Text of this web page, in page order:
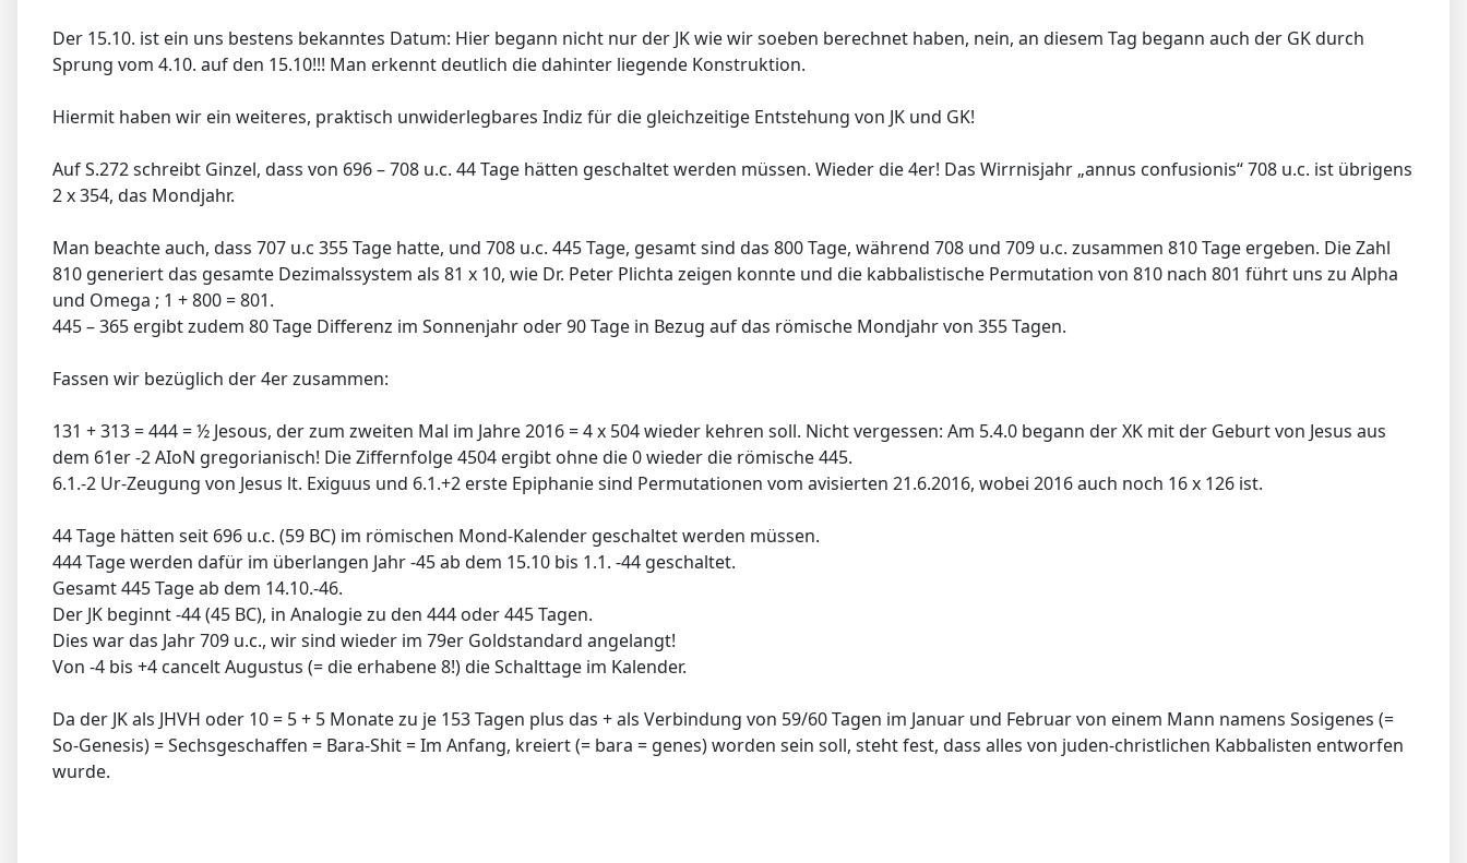
Der 15.10. ist ein uns bestens bekanntes Datum: Hier begann nicht nur der JK wie wir soeben berechnet haben, nein, an diesem Tag begann auch der GK durch
Sprung vom 4.10. auf den 15.10!!! Man erkennt deutlich die dahinter liegende Konstruktion.
Hiermit haben wir ein weiteres, praktisch unwiderlegbares Indiz für die gleichzeitige Entstehung von JK und GK!
Auf S.272 schreibt Ginzel, dass von 696 – 708 u.c. 44 Tage hätten geschaltet werden müssen. Wieder die 4er! Das Wirrnisjahr „annus confusionis“ 708 u.c. ist übrigens
2 x 354, das Mondjahr.
Man beachte auch, dass 707 u.c 355 Tage hatte, und 708 u.c. 445 Tage, gesamt sind das 800 Tage, während 708 und 709 u.c. zusammen 810 Tage ergeben. Die Zahl
810 generiert das gesamte Dezimalssystem als 81 x 10, wie Dr. Peter Plichta zeigen konnte und die kabbalistische Permutation von 810 nach 801 führt uns zu Alpha
und Omega ; 1 + 800 = 801.
445 – 365 ergibt zudem 80 Tage Differenz im Sonnenjahr oder 90 Tage in Bezug auf das römische Mondjahr von 355 Tagen.
Fassen wir bezüglich der 4er zusammen:
131 + 313 = 444 = ½ Jesous, der zum zweiten Mal im Jahre 2016 = 4 x 504 wieder kehren soll. Nicht vergessen: Am 5.4.0 begann der XK mit der Geburt von Jesus aus
dem 61er -2 AIoN gregorianisch! Die Ziffernfolge 4504 ergibt ohne die 0 wieder die römische 445.
6.1.-2 Ur-Zeugung von Jesus lt. Exiguus und 6.1.+2 erste Epiphanie sind Permutationen vom avisierten 21.6.2016, wobei 2016 auch noch 16 x 126 ist.
44 Tage hätten seit 696 u.c. (59 BC) im römischen Mond-Kalender geschaltet werden müssen.
444 Tage werden dafür im überlangen Jahr -45 ab dem 15.10 bis 1.1. -44 geschaltet.
Gesamt 445 Tage ab dem 14.10.-46.
Der JK beginnt -44 (45 BC), in Analogie zu den 444 oder 445 Tagen.
Dies war das Jahr 709 u.c., wir sind wieder im 79er Goldstandard angelangt!
Von -4 bis +4 cancelt Augustus (= die erhabene 8!) die Schalttage im Kalender.
Da der JK als JHVH oder 10 = 5 + 5 Monate zu je 153 Tagen plus das + als Verbindung von 59/60 Tagen im Januar und Februar von einem Mann namens Sosigenes (=
So-Genesis) = Sechsgeschaffen = Bara-Shit = Im Anfang, kreiert (= bara = genes) worden sein soll, steht fest, dass alles von juden-christlichen Kabbalisten entworfen
wurde.